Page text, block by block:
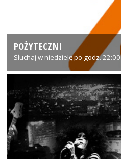
POŻYTECZNI
Słuchaj w niedzielę po godz. 22:00